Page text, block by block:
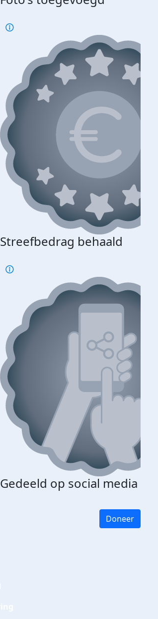
Streefbedrag behaald
Gedeeld op social media
Doneer